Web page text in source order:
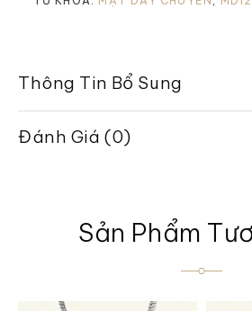
Thông Tin Bổ Sung
Đánh Giá (0)
Sản Phẩm